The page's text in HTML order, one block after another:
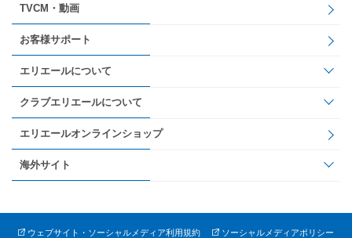
TVCM・動画
お客様サポート
エリエールについて
クラブエリエールについて
エリエールオンラインショップ
海外サイト
ウェブサイト・ソーシャルメディア利用規約
ソーシャルメディアポリシー